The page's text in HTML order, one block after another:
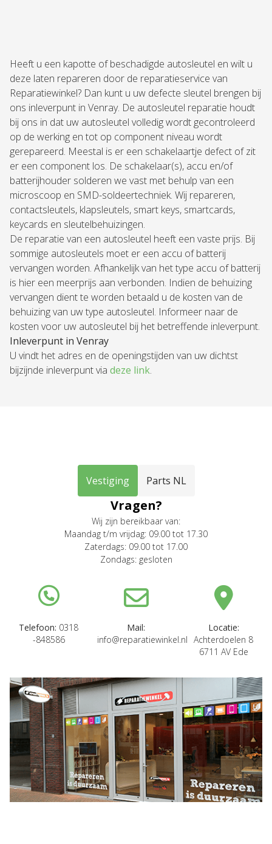
Heeft u een kapotte of beschadigde autosleutel en wilt u
deze laten repareren door de reparatieservice van
Reparatiewinkel? Dan kunt u uw defecte sleutel brengen bij
ons inleverpunt in Venray. De autosleutel reparatie houdt
bij ons in dat uw autosleutel volledig wordt gecontroleerd
op de werking en tot op component niveau wordt
gerepareerd. Meestal is er een schakelaartje defect of zit
er een component los. De schakelaar(s), accu en/of
batterijhouder solderen we vast met behulp van een
microscoop en SMD-soldeertechniek. Wij repareren,
contactsleutels, klapsleutels, smart keys, smartcards,
keycards en sleutelbehuizingen.
De reparatie van een autosleutel heeft een vaste prijs. Bij
sommige autosleutels moet er een accu of batterij
vervangen worden. Afhankelijk van het type accu of batterij
is hier een meerprijs aan verbonden. Indien de behuizing
vervangen dient te worden betaald u de kosten van de
behuizing van uw type autosleutel. Informeer naar de
kosten voor uw autosleutel bij het betreffende inleverpunt.
Inleverpunt in Venray
U vindt het adres en de openingstijden van uw dichtst
bijzijnde inleverpunt via deze link.
Vestiging Parts NL
Vragen?
Wij zijn bereikbaar van:
Maandag t/m vrijdag: 09.00 tot 17.30
Zaterdags: 09.00 tot 17.00
Zondags: gesloten
Telefoon: 0318
-848586
Mail:
info@reparatiewinkel.nl
Locatie:
Achterdoelen 8
6711 AV Ede